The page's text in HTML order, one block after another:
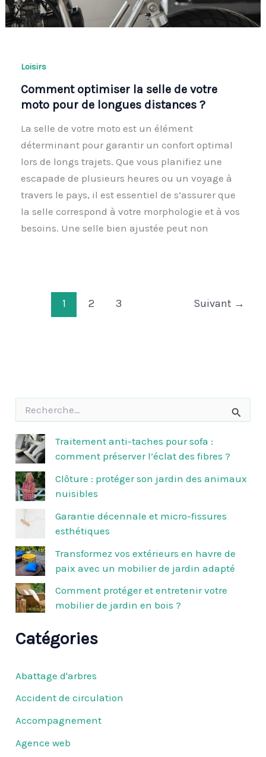
Loisirs
Comment optimiser la selle de votre
moto pour de longues distances ?
La selle de votre moto est un élément
déterminant pour garantir un confort optimal
lors de longs trajets. Que vous planifiez une
escapade de plusieurs heures ou un voyage à
travers le pays, il est essentiel de s’assurer que
la selle correspond à votre morphologie et à vos
besoins. Une selle bien ajustée peut non
1 2 3 Suivant →
h
e
r
c
h
e
Traitement anti-taches pour sofa :
comment préserver l’éclat des fibres ?
Clôture : protéger son jardin des animaux
nuisibles
Garantie décennale et micro-fissures
esthétiques
Transformez vos extérieurs en havre de
paix avec un mobilier de jardin adapté
Comment protéger et entretenir votre
mobilier de jardin en bois ?
Catégories
Abattage d'arbres
Accident de circulation
Accompagnement
Agence web